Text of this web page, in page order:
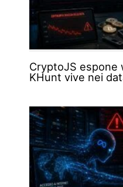
CryptoJS espone
KHunt vive nei